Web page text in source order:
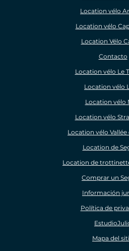
Location vélo
Location vélo
Location Vélo
Contacto
Location vélo Le
Location vélo
Location vélo
Location vélo
Location vélo
Location de
Location de
Comprar un
Información
Política de
Mapa del